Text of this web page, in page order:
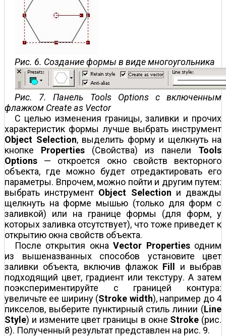
Рис. 6. Создание формы в виде многоугольника
Рис. 7. Панель Tools Options с включенным
флажком Create as Vector
С целью изменения границы, заливки и прочих
характеристик формы лучше выбрать инструмент
Object Selection, выделить форму и щелкнуть на
кнопке Properties (Свойства) из панели Tools
Options — откроется окно свойств векторного
объекта, где можно будет отредактировать его
параметры. Впрочем, можно пойти и другим путем:
выбрать инструмент Object Selection и дважды
щелкнуть на форме мышью (только для форм с
заливкой) или на границе формы (для форм, у
которых заливка отсутствует), что тоже приведет к
открытию окна свойств объекта.
После открытия окнаVector Propertiesодним
из вышеназванных способов установите цвет
заливки объекта, включив флажок Fill
и выбрав
подходящий цвет, градиент или текстуру. А затем
поэкспериментируйте с границей контура:
увеличьте ее ширину (Stroke width), например до 4
пикселов, выберите пунктирный стиль линии (Line
Style) и измените цвет границы в окне Stroke (рис.
8). Полученный результат представлен на рис. 9.